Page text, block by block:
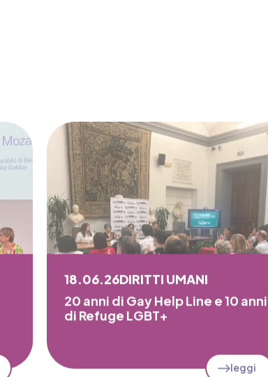
18.06.26DIRITTI UMANI
20 anni di Gay Help Line e 10 anni
di Refuge LGBT+
leggi